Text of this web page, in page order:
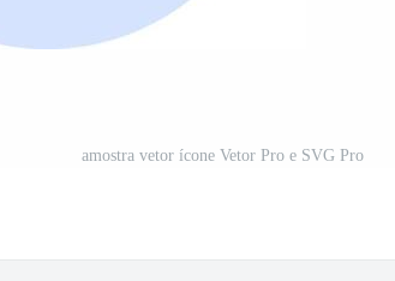
amostra vetor ícone Vetor Pro e SVG Pro